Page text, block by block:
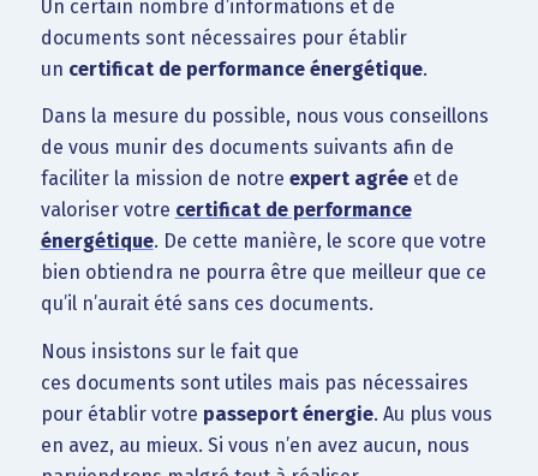
Un certain nombre d’informations et de
documents sont nécessaires pour établir
un certificat de performance énergétique.
Dans la mesure du possible, nous vous conseillons
de vous munir des documents suivants afin de
faciliter la mission de notre expert agréeet de
valoriser votre certificat de performance
énergétique. De cette manière, le score que votre
bien obtiendra ne pourra être que meilleur que ce
qu’il n’aurait été sans ces documents.
Nous insistons sur le fait que
ces documents sont utiles mais pas nécessaires
pour établir votre passeport énergie. Au plus vous
en avez, au mieux. Si vous n’en avez aucun, nous